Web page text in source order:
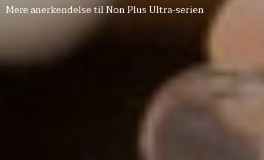
Mere anerkendelse til Non Plus Ultra-serien